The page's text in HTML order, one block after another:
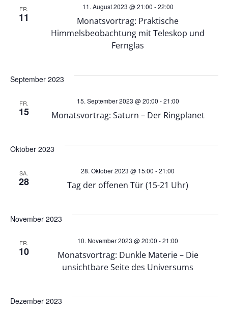
u
g
n
S
c
h
e
u
n
A
i
t
FR.
11
Monatsvortrag: Praktische
Himmelsbeobachtung mit Teleskop und
Fernglas
11. August 2023 @ 21:00 -22:00
September 2023
FR.
15 Monatsvortrag: Saturn – Der Ringplanet
15. September 2023 @ 20:00 -21:00
Oktober 2023
SA.
28 Tag der offenen Tür (15-21 Uhr)
28. Oktober 2023 @ 15:00 -21:00
November 2023
FR.
10
Monatsvortrag: Dunkle Materie – Die
unsichtbare Seite des Universums
10. November 2023 @ 20:00 -21:00
Dezember 2023